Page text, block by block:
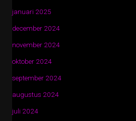
januari 2025
december 2024
november 2024
oktober 2024
september 2024
augustus 2024
juli 2024